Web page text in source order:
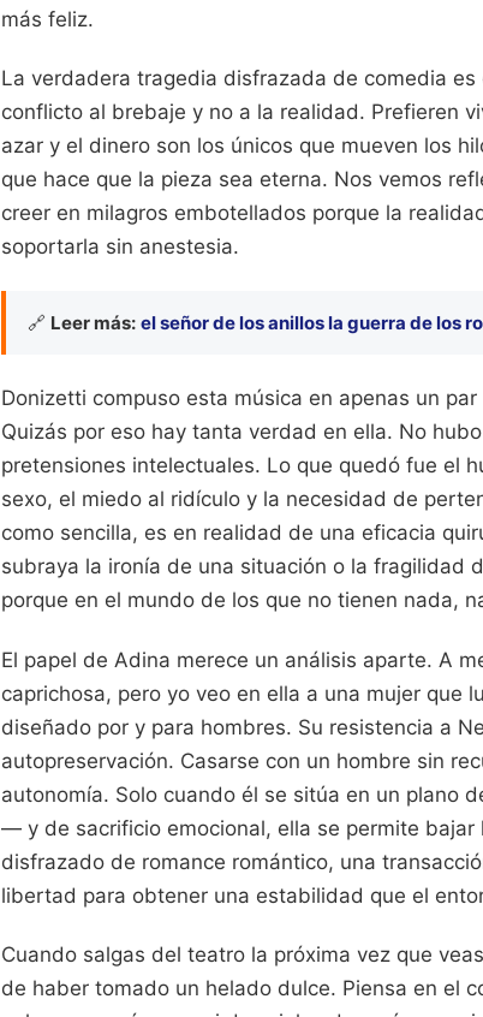
más feliz.
La verdadera tragedia disfrazada de comedia
conflicto al brebaje y no a la realidad. Prefieren
azar y el dinero son los únicos que mueven los
que hace que la pieza sea eterna. Nos vemos
creer en milagros embotellados porque la
soportarla sin anestesia.
🔗 Leer más: el señor de los anillos la guerra de los
Donizetti compuso esta música en apenas un
Quizás por eso hay tanta verdad en ella. No
pretensiones intelectuales. Lo que quedó fue el
sexo, el miedo al ridículo y la necesidad de
como sencilla, es en realidad de una eficacia
subraya la ironía de una situación o la fragilidad
porque en el mundo de los que no tienen nada,
El papel de Adina merece un análisis aparte. A
caprichosa, pero yo veo en ella a una mujer que
diseñado por y para hombres. Su resistencia a
autopreservación. Casarse con un hombre sin
autonomía. Solo cuando él se sitúa en un plano
— y de sacrificio emocional, ella se permite bajar
disfrazado de romance romántico, una
libertad para obtener una estabilidad que el
Cuando salgas del teatro la próxima vez que
de haber tomado un helado dulce. Piensa en el